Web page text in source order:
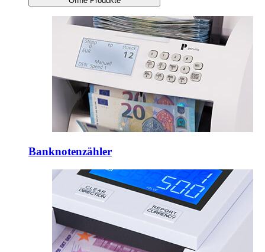
Banknotenzähler